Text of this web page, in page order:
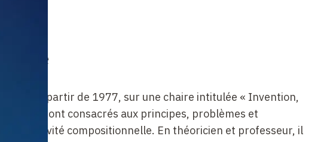
à partir de 1977, sur une chaire intitulée « Invention,
cours sont consacrés aux principes, problèmes et
l’activité compositionnelle. En théoricien et professeur, il